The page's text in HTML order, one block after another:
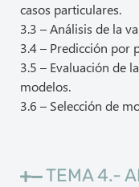
casos particulares.
3.3 – Análisis de la
3.4 – Predicción por
3.5 – Evaluación de
modelos.
3.6 – Selección de
TEMA 4.-